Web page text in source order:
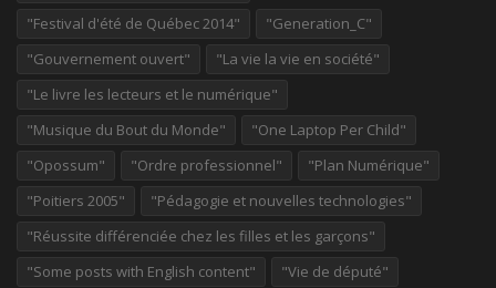
"Festival d'été de Québec 2014"
"Generation_C"
"Gouvernement ouvert"
"La vie la vie en société"
"Le livre les lecteurs et le numérique"
"Musique du Bout du Monde"
"One Laptop Per Child"
"Opossum"
"Ordre professionnel"
"Plan Numérique"
"Poitiers 2005"
"Pédagogie et nouvelles technologies"
"Réussite différenciée chez les filles et les garçons"
"Some posts with English content"
"Vie de député"